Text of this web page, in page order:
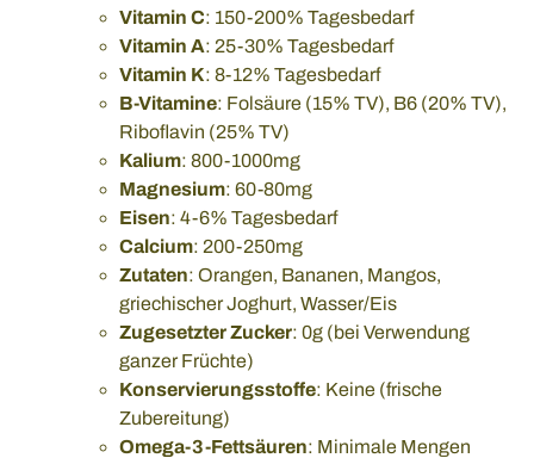
Vitamin C: 150-200% Tagesbedarf
Vitamin A: 25-30% Tagesbedarf
Vitamin K: 8-12% Tagesbedarf
B-Vitamine: Folsäure (15% TV), B6 (20% TV),
Riboflavin (25% TV)
Kalium: 800-1000mg
Magnesium: 60-80mg
Eisen: 4-6% Tagesbedarf
Calcium: 200-250mg
Zutaten: Orangen, Bananen, Mangos,
griechischer Joghurt, Wasser/Eis
Zugesetzter Zucker: 0g (bei Verwendung
ganzer Früchte)
Konservierungsstoffe: Keine (frische
Zubereitung)
Omega-3-Fettsäuren: Minimale Mengen